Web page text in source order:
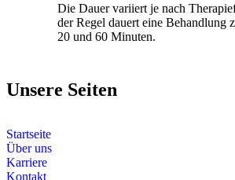
Die Dauer variiert je nach
der Regel dauert eine Behandlung
20 und 60 Minuten.
Unsere Seiten
Startseite
Über uns
Karriere
Kontakt